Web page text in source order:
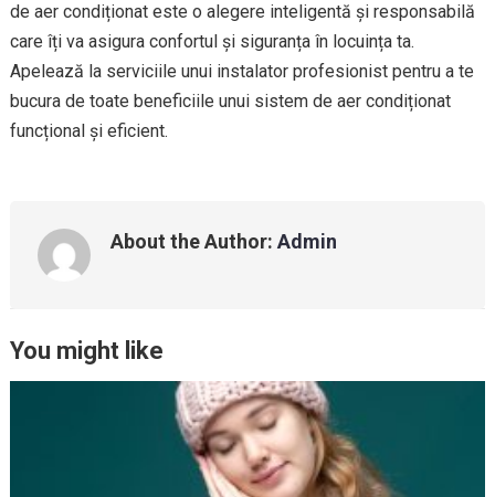
de aer condiționat este o alegere inteligentă și responsabilă
care îți va asigura confortul și siguranța în locuința ta.
Apelează la serviciile unui instalator profesionist pentru a te
bucura de toate beneficiile unui sistem de aer condiționat
funcțional și eficient.
About the Author: Admin
You might like